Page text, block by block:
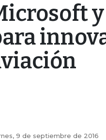
9 de septiembre de 2016